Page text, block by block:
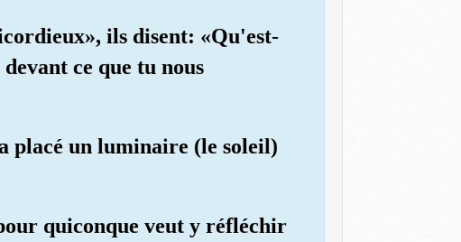
ils disent: «Qu'est-
ce que tu nous
placé un luminaire (le soleil)
quiconque veut y réfléchir